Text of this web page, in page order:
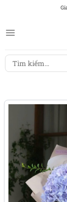
dung
Tìm
kiếm: